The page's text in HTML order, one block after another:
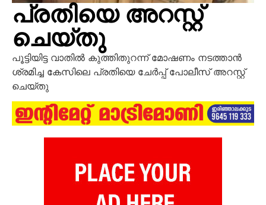
പ്രതിയെ അറസ്റ്റ്
ചെയ്തു
പൂട്ടിയിട്ട വാതിൽ കുത്തിതുറന്ന് മോഷണം നടത്താൻ
ശ്രമിച്ച കേസിലെ പ്രതിയെ ചേർപ്പ് പോലീസ് അറസ്റ്റ്
ചെയ്തു